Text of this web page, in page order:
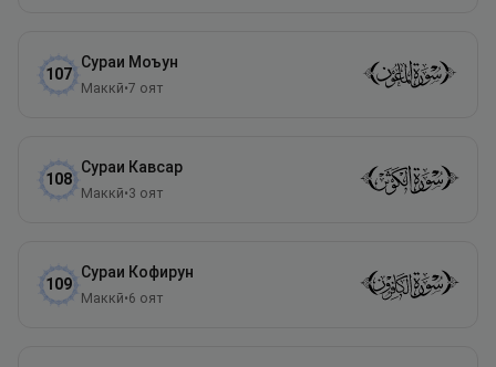
107
Сураи Моъун
Маккӣ•7 оят
108
Сураи Кавсар
Маккӣ•3 оят
109
Сураи Кофирун
Маккӣ•6 оят